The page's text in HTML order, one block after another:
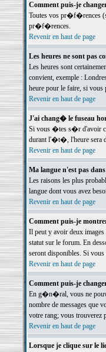
Comment puis-je
Toutes vos pr�f�rences
pr�f�rences.
Revenir en haut de page
Les heures ne sont pas
Les heures sont
convient, exemple :
heure pour le faire, si vous
Revenir en haut de page
J'ai chang� le fuseau
Si vous �tes s�r d'avoir
durant l'�t�, l'heure sera
Revenir en haut de page
Ma langue n'est pas
Les raisons les plus
langue dont vous avez
Revenir en haut de page
Comment puis-je
Il peut y avoir deux
statut sur le forum. En
seront disponibles. Si
Revenir en haut de page
Comment puis-je
En g�n�ral, vous ne
nombre de messages que
votre rang; vous trouverez
Revenir en haut de page
Lorsque je clique sur le